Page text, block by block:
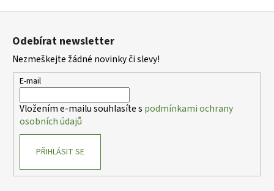
Z
Odebírat newsletter
Nezmeškejte žádné novinky či slevy!
E-mail
Vložením e-mailu souhlasíte s podmínkami ochrany
osobních údajů
PŘIHLÁSIT SE